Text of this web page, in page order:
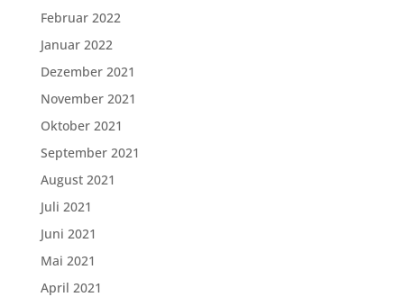
Februar 2022
Januar 2022
Dezember 2021
November 2021
Oktober 2021
September 2021
August 2021
Juli 2021
Juni 2021
Mai 2021
April 2021